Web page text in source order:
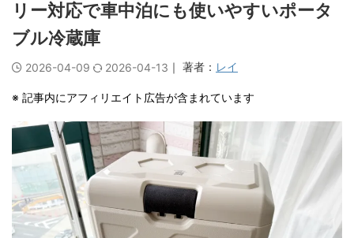
リー対応で車中泊にも使いやすいポータ
ブル冷蔵庫
2026-04-09 2026-04-13 ｜ 著者： レイ
※ 記事内にアフィリエイト広告が含まれています